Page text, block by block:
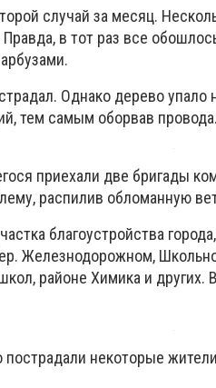
случай за месяц.
в тот раз все
Однако дерево упало
тем самым оборвав провода.
приехали две бригады
распилив обломанную
благоустройства
Железнодорожном,
районе Химика и
пострадали некоторые